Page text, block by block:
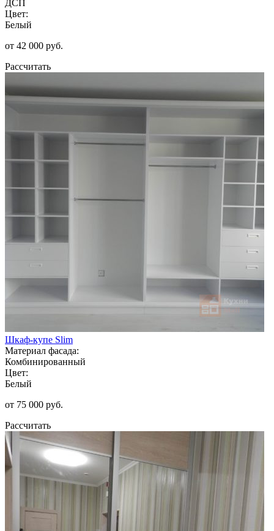
ДСП
Цвет:
Белый
от 42 000 руб.
Рассчитать
Шкаф-купе Slim
Материал фасада:
Комбинированный
Цвет:
Белый
от 75 000 руб.
Рассчитать